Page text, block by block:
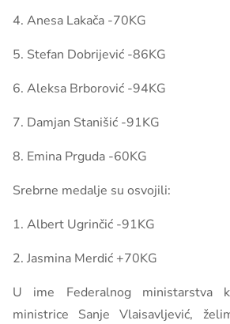
4. Anesa Lakača -70KG
5. Stefan Dobrijević -86KG
6. Aleksa Brborović -94KG
7. Damjan Stanišić -91KG
8. Emina Prguda -60KG
Srebrne medalje su osvojili:
1. Albert Ugrinčić -91KG
2. Jasmina Merdić +70KG
U ime Federalnog
ministrice Sanje Vlaisavljević,